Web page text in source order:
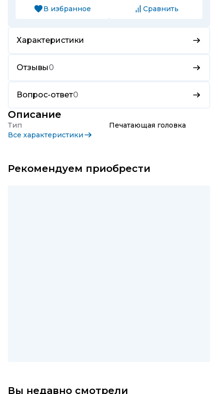
В избранное Сравнить
Характеристики
Отзывы0
Вопрос-ответ0
Описание
Тип
Печатающая головка
Все характеристики
Рекомендуем приобрести
Вы недавно смотрели